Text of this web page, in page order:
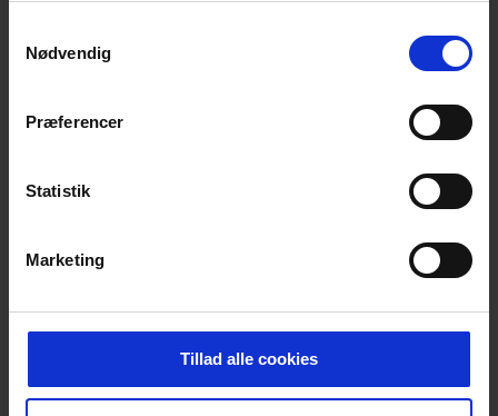
Nødvendig
Præferencer
Statistik
Marketing
Tillad alle cookies
400 gram mejselfedt på patron fra Atlas
skaber friktionen mellem værktøj, bøsninger
af hurtigere slitage.